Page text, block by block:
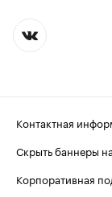
Контактная
Скрыть баннеры
Корпоративная